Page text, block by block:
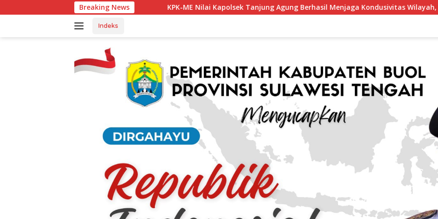
ke
Breaking News
KPK-ME Nilai Kapolsek Tanjung Agung Berhasil Menjaga Kondusivitas Wilayah, Piagam Apresiasi
Indeks